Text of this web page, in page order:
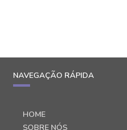
NAVEGAÇÃO RÁPIDA
HOME
SOBRE NÓS